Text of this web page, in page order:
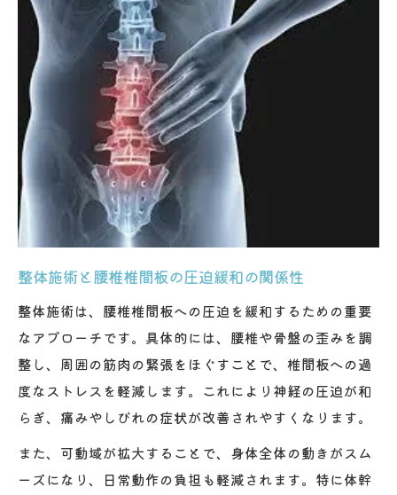
整体施術と腰椎椎間板の圧迫緩和の関係性
整体施術は、腰椎椎間板への圧迫を緩和するための重要
なアプローチです。具体的には、腰椎や骨盤の歪みを調
整し、周囲の筋肉の緊張をほぐすことで、椎間板への過
度なストレスを軽減します。これにより神経の圧迫が和
らぎ、痛みやしびれの症状が改善されやすくなります。
また、可動域が拡大することで、身体全体の動きがスム
ーズになり、日常動作の負担も軽減されます。特に体幹